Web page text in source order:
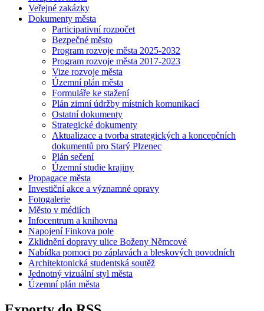
Veřejné zakázky
Dokumenty města
Participativní rozpočet
Bezpečné město
Program rozvoje města 2025-2032
Program rozvoje města 2017-2023
Vize rozvoje města
Územní plán města
Formuláře ke stažení
Plán zimní údržby místních komunikací
Ostatní dokumenty
Strategické dokumenty
Aktualizace a tvorba strategických a koncepčních
dokumentů pro Starý Plzenec
Plán sečení
Územní studie krajiny
Propagace města
Investiční akce a významné opravy
Fotogalerie
Město v médiích
Infocentrum a knihovna
Napojení Finkova pole
Zklidnění dopravy ulice Boženy Němcové
Nabídka pomoci po záplavách a bleskových povodních
Architektonická studentská soutěž
Jednotný vizuální styl města
Územní plán města